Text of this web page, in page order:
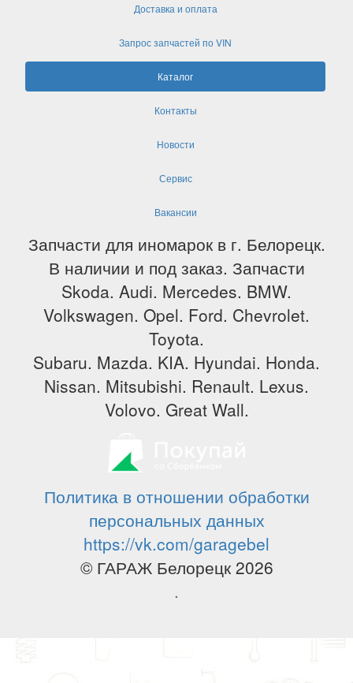
Доставка и оплата
Запрос запчастей по VIN
Каталог
Контакты
Новости
Сервис
Вакансии
Запчасти для иномарок в г. Белорецк.
В наличии и под заказ. Запчасти
Skoda. Audi. Mercedes. BMW.
Volkswagen. Opel. Ford. Chevrolet.
Toyota.
Subaru. Mazda. KIA. Hyundai. Honda.
Nissan. Mitsubishi. Renault. Lexus.
Volovo. Great Wall.
Политика в отношении обработки
персональных данных
https://vk.com/garagebel
© ГАРАЖ Белорецк 2026
.